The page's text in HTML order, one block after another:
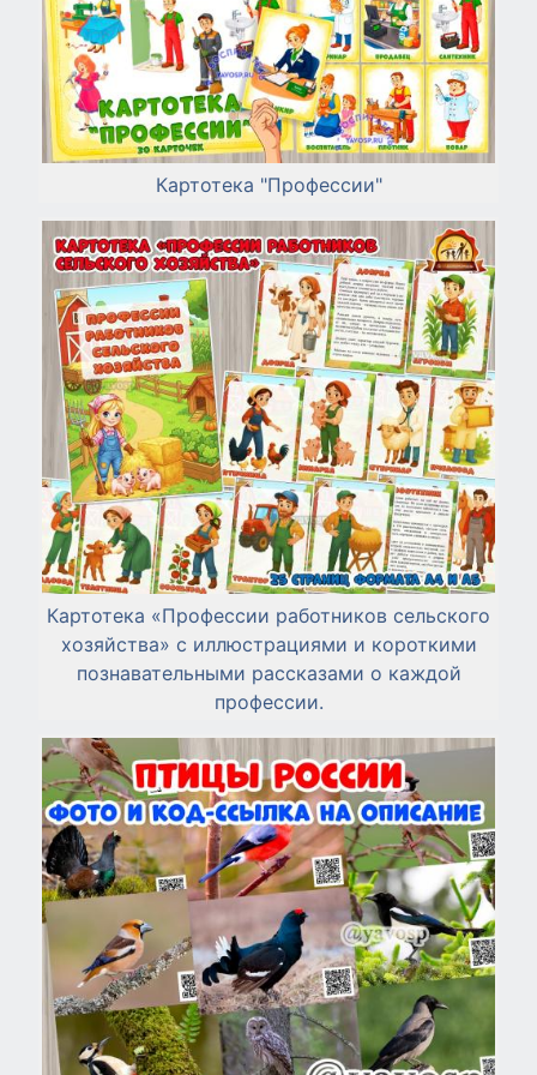
Картотека "Профессии"
Картотека «Профессии работников сельского
хозяйства» с иллюстрациями и короткими
познавательными рассказами о каждой
профессии.